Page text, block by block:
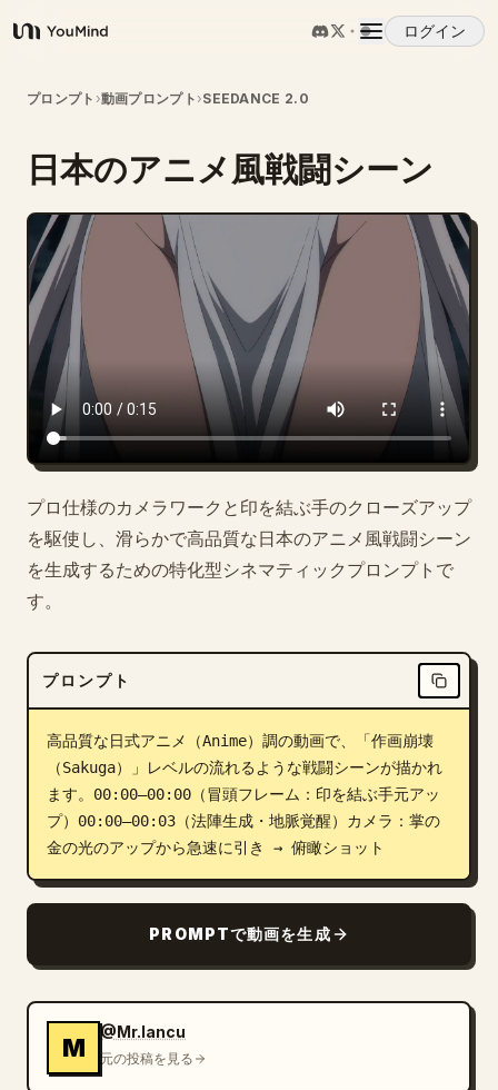
YouMind
ログイン
概要
ユースケース
スキル
プロンプト
料金
ダウンロード
ブログ
更新情報
プロンプト ›動画プロンプト ›SEEDANCE 2.0
日本のアニメ風戦闘シーン
プロ仕様のカメラワークと印を結ぶ手のクローズアップ
を駆使し、滑らかで高品質な日本のアニメ風戦闘シーン
を生成するための特化型シネマティックプロンプトで
す。
プロンプト
高品質な日式アニメ（Anime）調の動画で、「作画崩壊
（Sakuga）」レベルの流れるような戦闘シーンが描かれ
ます。00:00–00:00（冒頭フレーム：印を結ぶ手元アッ
プ）00:00–00:03（法陣生成・地脈覚醒）カメラ：掌の
金の光のアップから急速に引き → 俯瞰ショット
PROMPTで動画を生成
M
@Mr.Iancu
元の投稿を見る